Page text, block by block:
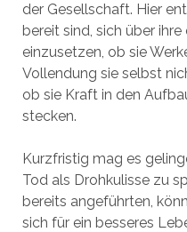
der Gesellschaft. Hier
bereit sind, sich über
einzusetzen, ob sie
Vollendung sie selbst
ob sie Kraft in den
stecken.
Kurzfristig mag es
Tod als Drohkulisse zu
bereits angeführten,
sich für ein besseres